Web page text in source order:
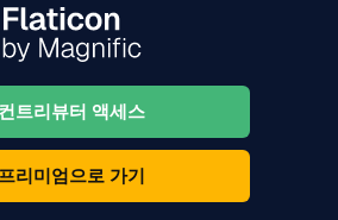
컨트리뷰터 액세스
프리미엄으로 가기